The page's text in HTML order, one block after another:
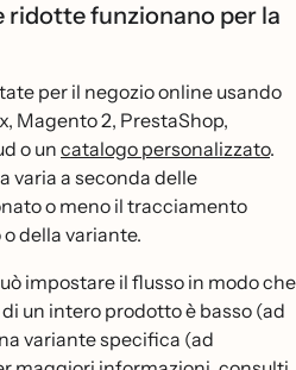
ridotte funzionano per la
per il negozio online usando
Magento 2, PrestaShop,
o un catalogo personalizzato.
varia a seconda delle
o meno il tracciamento
della variante.
impostare il flusso in modo che
un intero prodotto è basso (ad
variante specifica (ad